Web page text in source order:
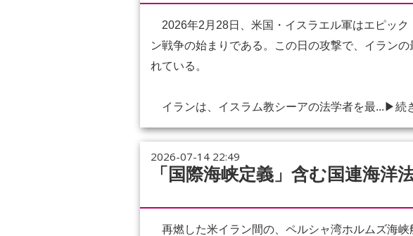
2026年2月28日、米国・イスラエル軍はエピック
ン戦争の始まりである。この日の攻撃で、イラン
れている。
イランは、イスラム教シーアの法学者を最... ▶続
2026-07-14 22:49
「国際海峡定義」含む国連海
再燃した米イラン間の、ペルシャ湾ホルムズ海